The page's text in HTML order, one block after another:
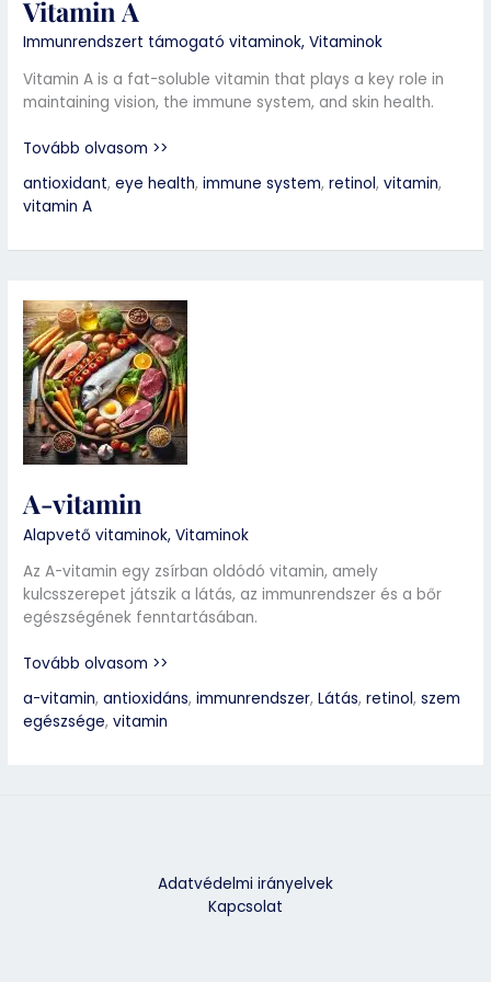
Vitamin A
Immunrendszert támogató vitaminok,Vitaminok
Vitamin A is a fat-soluble vitamin that plays a key role in
maintaining vision, the immune system, and skin health.
Tovább olvasom >>
antioxidant,eye health,immune system,retinol,vitamin,
vitamin A
A-vitamin
Alapvető vitaminok,Vitaminok
Az A-vitamin egy zsírban oldódó vitamin, amely
kulcsszerepet játszik a látás, az immunrendszer és a bőr
egészségének fenntartásában.
A-
vitamin
Tovább olvasom >>
a-vitamin,antioxidáns,immunrendszer,Látás,retinol,szem
egészsége,vitamin
Adatvédelmi irányelvek
Kapcsolat